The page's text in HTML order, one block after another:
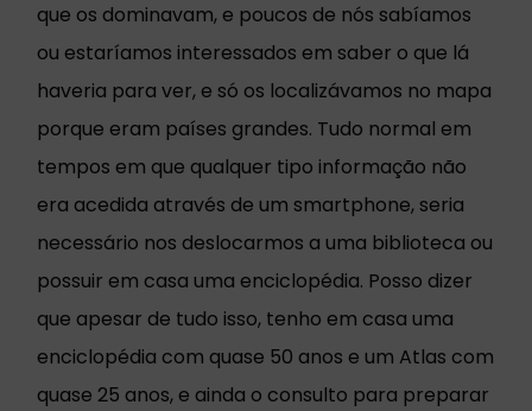
que os dominavam, e poucos de nós sabíamos
ou estaríamos interessados em saber o que lá
haveria para ver, e só os localizávamos no mapa
porque eram países grandes. Tudo normal em
tempos em que qualquer tipo informação não
era acedida através de um smartphone, seria
necessário nos deslocarmos a uma biblioteca ou
possuir em casa uma enciclopédia. Posso dizer
que apesar de tudo isso, tenho em casa uma
enciclopédia com quase 50 anos e um Atlas com
quase 25 anos, e ainda o consulto para preparar